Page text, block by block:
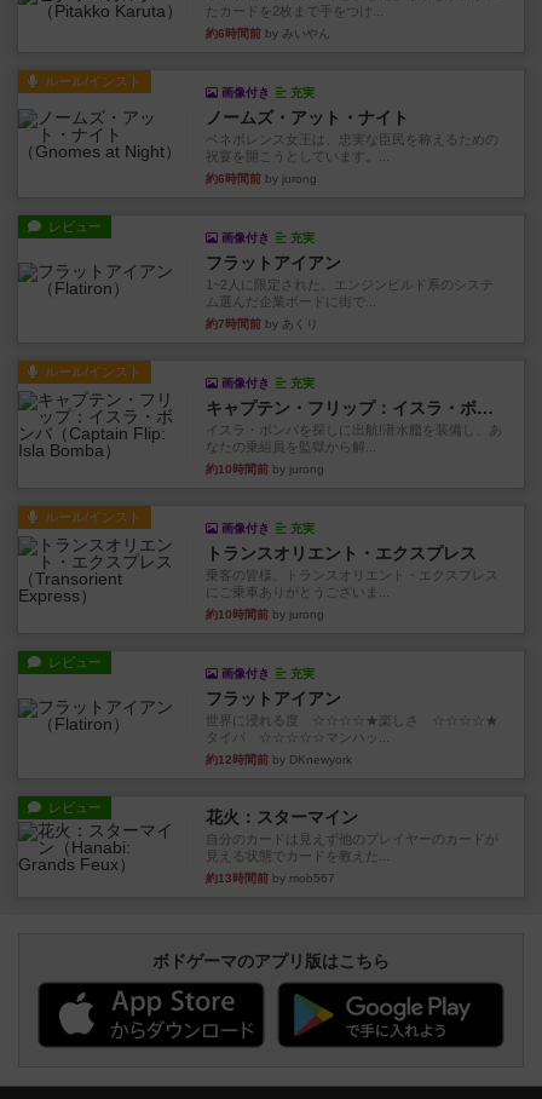
たカードを2枚まで手をつけ...
約6時間前 by みいやん
ルール/インスト
画像付き 充実
ノームズ・アット・ナイト
ベネボレンス女王は、忠実な臣民を称えるための
祝宴を開こうとしています。...
約6時間前 by jurong
レビュー
画像付き 充実
フラットアイアン
1~2人に限定された、エンジンビルド系のシステ
ム選んだ企業ボードに街で...
約7時間前 by あくり
ルール/インスト
画像付き 充実
キャプテン・フリップ：イスラ・ボンバ
イスラ・ボンバを探しに出航!潜水艦を装備し、あ
なたの乗組員を監獄から解...
約10時間前 by jurong
ルール/インスト
画像付き 充実
トランスオリエント・エクスプレス
乗客の皆様、トランスオリエント・エクスプレス
にご乗車ありがとうございま...
約10時間前 by jurong
レビュー
画像付き 充実
フラットアイアン
世界に浸れる度 ☆☆☆☆★楽しさ ☆☆☆☆★
タイパ ☆☆☆☆☆マンハッ...
約12時間前 by DKnewyork
レビュー 花火：スターマイン
自分のカードは見えず他のプレイヤーのカードが
見える状態でカードを教えた...
約13時間前 by mob567
ボドゲーマのアプリ版はこちら